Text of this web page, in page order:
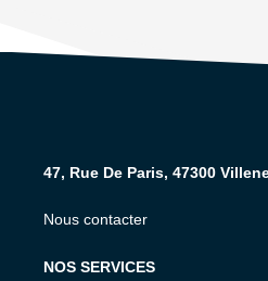
47, Rue De Paris, 47300
47, Rue De Paris, 47300
Nous contacter
NOS SERVICES